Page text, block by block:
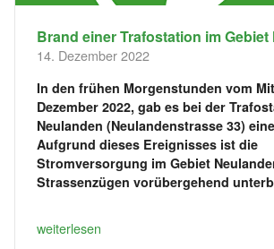
Brand einer Trafostation im Gebiet
14. Dezember 2022
In den frühen Morgenstunden vom
Dezember 2022, gab es bei der
Neulanden (Neulandenstrasse 33)
Aufgrund dieses Ereignisses ist die
Stromversorgung im Gebiet
Strassenzügen vorübergehend
weiterlesen